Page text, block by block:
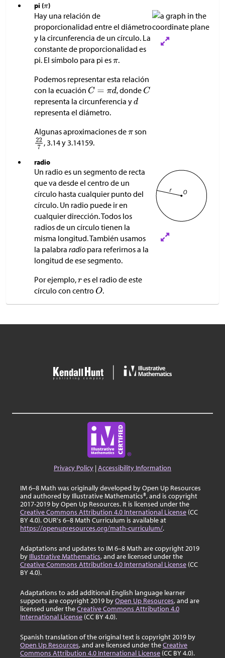
pi ( )
Hay una relación de
proporcionalidad entre el diámetro
y la circunferencia de un círculo. La
constante de proporcionalidad es
pi. El símbolo para pi es
.
Podemos representar esta relación
con la ecuación
, donde
representa la circunferencia y
representa el diámetro.
Algunas aproximaciones de
son
, 3.14 y 3.14159.
radio
Un radio es un segmento de recta
que va desde el centro de un
círculo hasta cualquier punto del
círculo. Un radio puede ir en
cualquier dirección. Todos los
radios de un círculo tienen la
misma longitud. También usamos
la palabra radio para referirnos a la
longitud de ese segmento.
Por ejemplo,
es el radio de este
círculo con centro
.
Privacy Policy |Accessibility Information
IM 6–8 Math was originally developed by Open Up Resources
and authored by Illustrative Mathematics®, and is copyright
2017-2019 by Open Up Resources. It is licensed under the
Creative Commons Attribution 4.0 International License (CC
BY 4.0). OUR's 6–8 Math Curriculum is available at
https://openupresources.org/math-curriculum/.
Adaptations and updates to IM 6–8 Math are copyright 2019
by Illustrative Mathematics, and are licensed under the
Creative Commons Attribution 4.0 International License (CC
BY 4.0).
Adaptations to add additional English language learner
supports are copyright 2019 byOpen Up Resources, and are
licensed under theCreative Commons Attribution 4.0
International License (CC BY 4.0).
Spanish translation of the original text is copyright 2019 by
Open Up Resources, and are licensed under theCreative
Commons Attribution 4.0 International License (CC BY 4.0).